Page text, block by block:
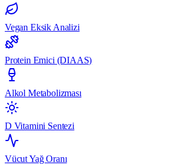
Vegan Eksik Analizi
Protein Emici (DIAAS)
Alkol Metabolizması
D Vitamini Sentezi
Vücut Yağ Oranı